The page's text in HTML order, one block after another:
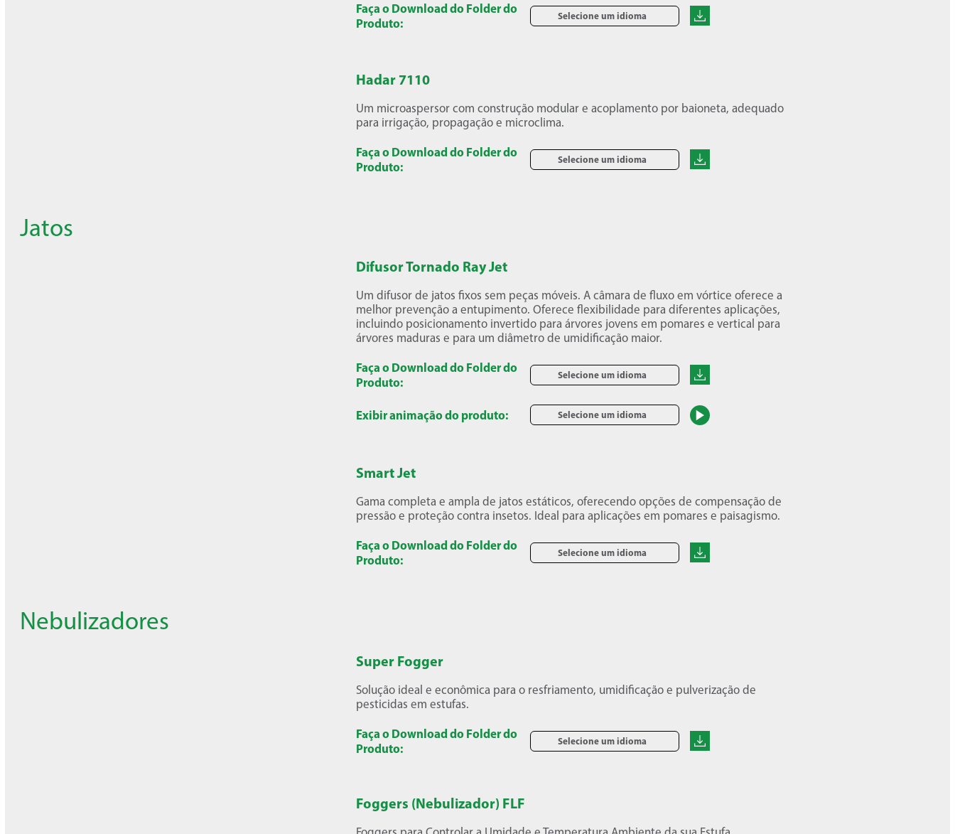
Faça o Download do Folder do
Produto:
Selecione um idioma
Hadar 7110
Um microaspersor com construção modular e acoplamento por baioneta, adequado
para irrigação, propagação e microclima.
Faça o Download do Folder do
Produto:
Selecione um idioma
Jatos
Difusor Tornado Ray Jet
Um difusor de jatos fixos sem peças móveis. A câmara de fluxo em vórtice oferece a
melhor prevenção a entupimento. Oferece flexibilidade para diferentes aplicações,
incluindo posicionamento invertido para árvores jovens em pomares e vertical para
árvores maduras e para um diâmetro de umidificação maior.
Faça o Download do Folder do
Produto:
Selecione um idioma
Exibir animação do produto: Selecione um idioma
Smart Jet
Gama completa e ampla de jatos estáticos, oferecendo opções de compensação de
pressão e proteção contra insetos. Ideal para aplicações em pomares e paisagismo.
Faça o Download do Folder do
Produto:
Selecione um idioma
Nebulizadores
Super Fogger
Solução ideal e econômica para o resfriamento, umidificação e pulverização de
pesticidas em estufas.
Faça o Download do Folder do
Produto:
Selecione um idioma
Foggers (Nebulizador) FLF